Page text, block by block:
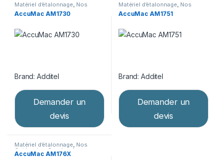
Matériel d’étalonnage Nos
Catégories Sondes de
température
AccuMac AM1730
Brand:Additel
Demander un
devis
Matériel d’étalonnage Nos
Catégories Sondes de
température
AccuMac AM1751
Brand:Additel
Demander un
devis
Matériel d’étalonnage, Nos
Catégories ,Sondes de
température
AccuMac AM176X